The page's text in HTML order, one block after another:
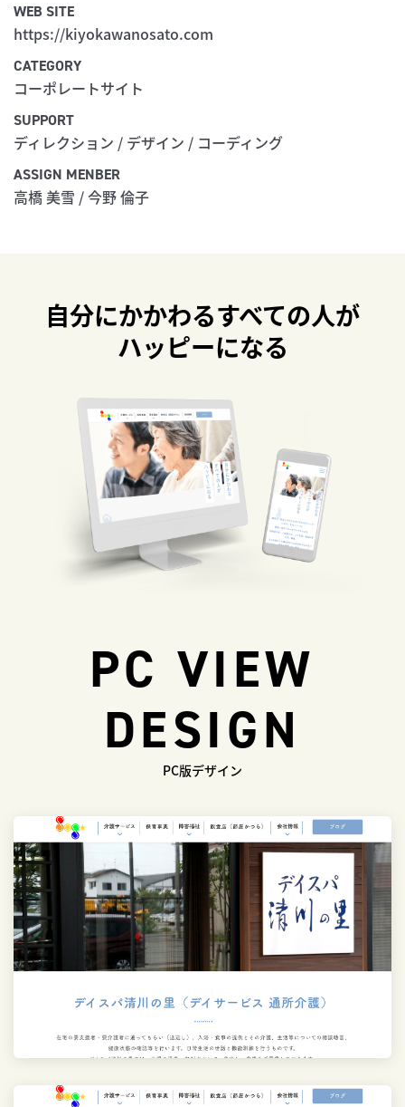
WEB SITE
https://kiyokawanosato.com
CATEGORY
コーポレートサイト
SUPPORT
ディレクション / デザイン / コーディング
ASSIGN MENBER
高橋 美雪 / 今野 倫子
自分にかかわるすべての人が
ハッピーになる
PC VIEW
DESIGN
PC版デザイン